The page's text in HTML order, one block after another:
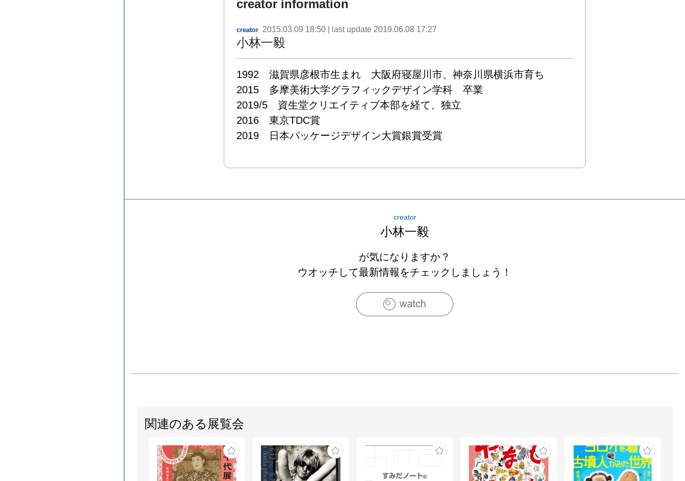
creator information
creator 2015.03.09 18:50 | last update 2019.06.08 17:27
小林一毅
1992　滋賀県彦根市生まれ　大阪府寝屋川市、神奈川県横浜市育ち
2015　多摩美術大学グラフィックデザイン学科　卒業
2019/5　資生堂クリエイティブ本部を経て、独立
2016　東京TDC賞
2019　日本パッケージデザイン大賞銀賞受賞
creator
小林一毅
が気になりますか？
ウオッチして最新情報をチェックしましょう！
関連のある展覧会